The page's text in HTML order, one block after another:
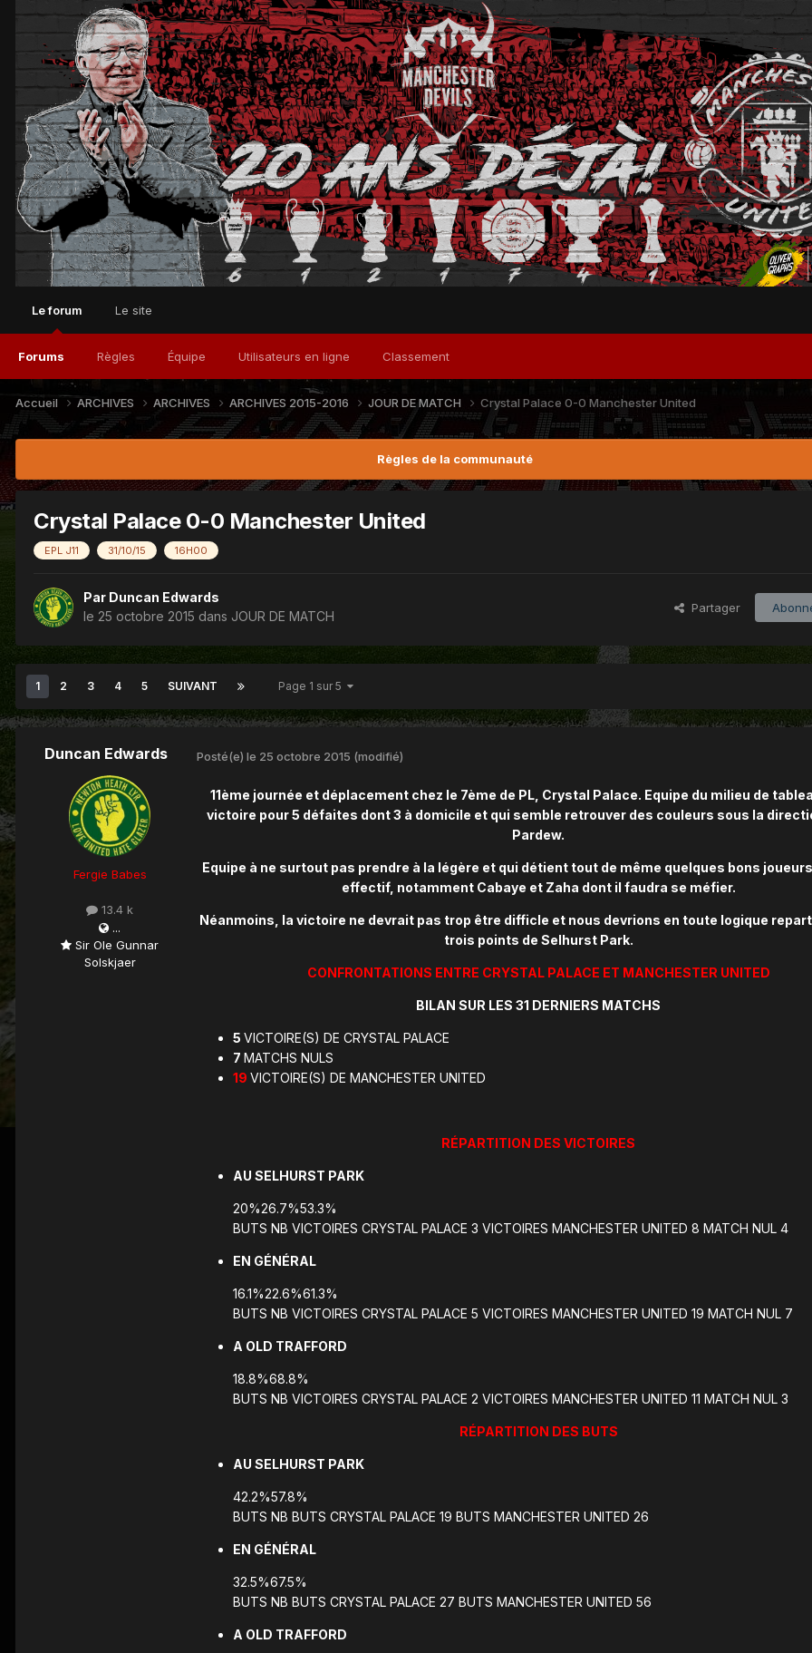
Le forum
Forums Règles Équipe Utilisateurs en ligne Classement
Le site
Accueil ARCHIVES ARCHIVES ARCHIVES 2015-2016 JOUR DE MATCH Crystal Palace 0-0 Manchester United
Règles de la communauté
Crystal Palace 0-0 Manchester United
EPL J11 31/10/15 16H00
Par Duncan Edwards
le 25 octobre 2015 dans JOUR DE MATCH
Partager
1 2 3 4 5 SUIVANT Page 1 sur 5
Duncan Edwards
Fergie Babes
13.4 k
...
Sir Ole Gunnar
Solskjaer
Posté(e) le 25 octobre 2015 (modifié)
11ème journée et déplacement chez le 7ème de PL, Crystal Palace. Equipe du milieu de
victoire pour 5 défaites dont 3 à domicile et qui semble retrouver des couleurs sous la
Pardew.
Equipe à ne surtout pas prendre à la légère et qui détient tout de même quelques bons
effectif, notamment Cabaye et Zaha dont il faudra se méfier.
Néanmoins, la victoire ne devrait pas trop être difficle et nous devrions en toute logique
trois points de Selhurst Park.
CONFRONTATIONS ENTRE CRYSTAL PALACE ET MANCHESTER UNITED
BILAN SUR LES 31 DERNIERS MATCHS
5 VICTOIRE(S) DE CRYSTAL PALACE
7 MATCHS NULS
19 VICTOIRE(S) DE MANCHESTER UNITED
RÉPARTITION DES VICTOIRES
AU SELHURST PARK
20%26.7%53.3%
BUTS NB VICTOIRES CRYSTAL PALACE 3 VICTOIRES MANCHESTER UNITED 8 MATCH NUL 4
EN GÉNÉRAL
16.1%22.6%61.3%
BUTS NB VICTOIRES CRYSTAL PALACE 5 VICTOIRES MANCHESTER UNITED 19 MATCH NUL 7
A OLD TRAFFORD
18.8%68.8%
BUTS NB VICTOIRES CRYSTAL PALACE 2 VICTOIRES MANCHESTER UNITED 11 MATCH NUL 3
RÉPARTITION DES BUTS
AU SELHURST PARK
42.2%57.8%
BUTS NB BUTS CRYSTAL PALACE 19 BUTS MANCHESTER UNITED 26
EN GÉNÉRAL
32.5%67.5%
BUTS NB BUTS CRYSTAL PALACE 27 BUTS MANCHESTER UNITED 56
A OLD TRAFFORD